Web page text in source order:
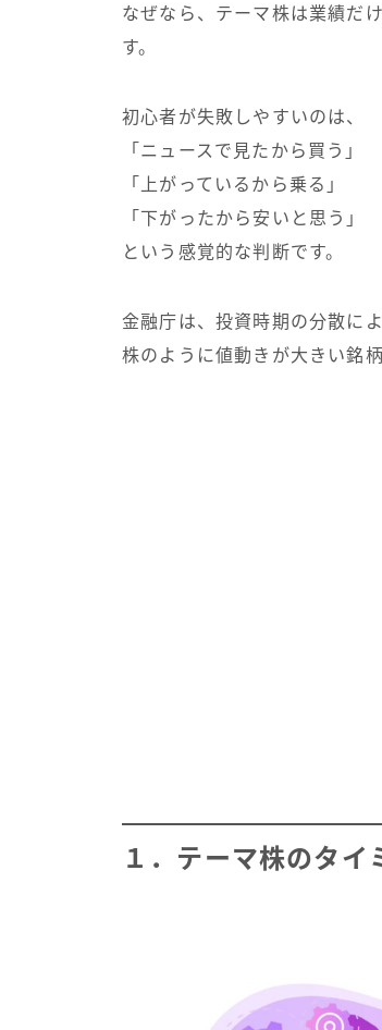
なぜなら、テーマ株は業績だ
す。
初心者が失敗しやすいのは、
「ニュースで見たから買う」
「上がっているから乗る」
「下がったから安いと思う」
という感覚的な判断です。
金融庁は、投資時期の分散に
株のように値動きが大きい銘
１．テーマ株のタイ